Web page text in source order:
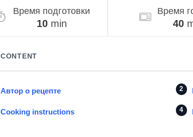
Время подготовки
10min
Время
40
CONTENT
Автор о рецепте
Cooking instructions